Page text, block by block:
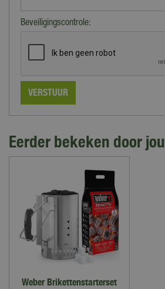
Beveiligingscontrole:
Eerder bekeken door jou
Weber Brikettenstarterset